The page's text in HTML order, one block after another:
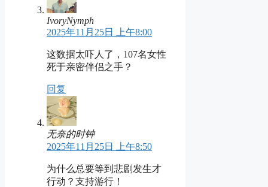
IvoryNymph
2025年11月25日 上午8:00
这数据太吓人了，107名女性
死于亲密伴侣之手？
回复
无奈的时钟
2025年11月25日 上午8:50
为什么总要等到悲剧发生才
行动？支持游行！